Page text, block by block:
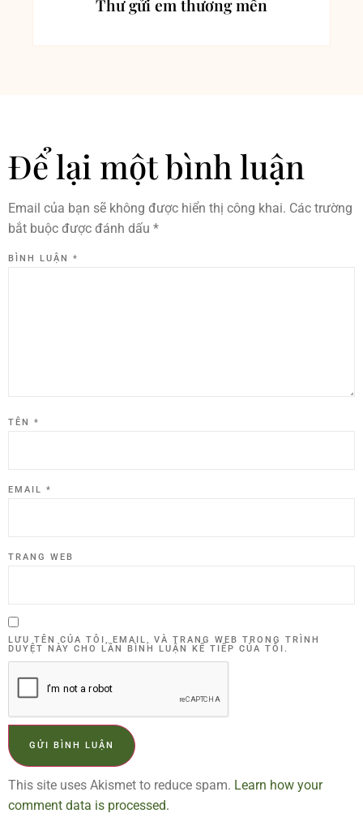
Thư gửi em thương mến
Để lại một bình luận
Email của bạn sẽ không được hiển thị công khai. Các trường
bắt buộc được đánh dấu *
BÌNH LUẬN *
TÊN *
EMAIL *
TRANG WEB
LƯU TÊN CỦA TÔI, EMAIL, VÀ TRANG WEB TRONG TRÌNH
DUYỆT NÀY CHO LẦN BÌNH LUẬN KẾ TIẾP CỦA TÔI.
This site uses Akismet to reduce spam. Learn how your
comment data is processed.